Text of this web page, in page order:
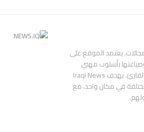
يعتمد الموقع على
بأسلوب مهني
ومحايد، بهدف تقديم المعلومة بدقة ووضوح، وبما يراعي المصداقية واحترام القارئ. يهدف Iraqi News
في مكان واحد، مع